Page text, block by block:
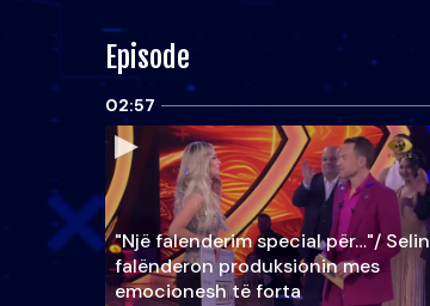
Episode
02:57
"Një falenderim special për…"/ Selin
falënderon produksionin mes
emocionesh të forta